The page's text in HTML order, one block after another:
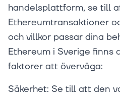
handelsplattform, se till
Ethereumtransaktioner
och villkor passar dina
Ethereum i Sverige finns
faktorer att överväga:
Säkerhet: Se till att den